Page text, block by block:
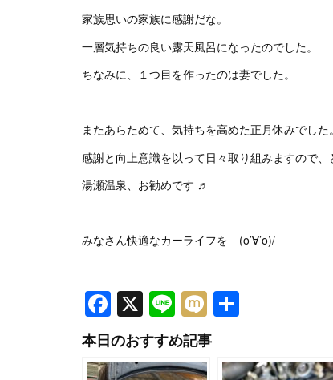
家族思いの家族に感謝だな。
一層気持ちの良い露天風呂になったのでした。
ちなみに、１つ目を作ったのは妻でした。
またあらためて、気持ちを高めた正月休みでした。
感謝と向上意識を以って日々取り組みますので、
湯瀬温泉、お勧めです ♬
みなさん快適なカーライフを (o’∀’o)/
Facebook
X LineMixi
本日のおすすめ記事